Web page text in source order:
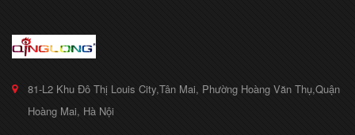
81-L2 Khu Đô Thị Louis City,Tân Mai, Phường Hoàng Văn Thụ,Quận
Hoàng Mai, Hà Nội